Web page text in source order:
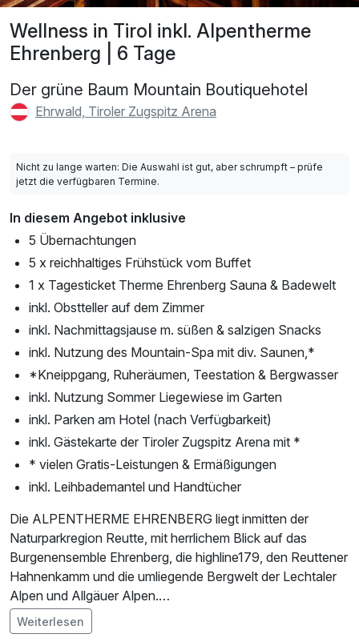
Wellness in Tirol inkl. Alpentherme
Ehrenberg | 6 Tage
Der grüne Baum Mountain Boutiquehotel
Ehrwald, Tiroler Zugspitz Arena
Nicht zu lange warten: Die Auswahl ist gut, aber schrumpft – prüfe
jetzt die verfügbaren Termine.
In diesem Angebot inklusive
5 Übernachtungen
5 x reichhaltiges Frühstück vom Buffet
1 x Tagesticket Therme Ehrenberg Sauna & Badewelt
inkl. Obstteller auf dem Zimmer
inkl. Nachmittagsjause m. süßen & salzigen Snacks
inkl. Nutzung des Mountain-Spa mit div. Saunen,*
*Kneippgang, Ruheräumen, Teestation & Bergwasser
inkl. Nutzung Sommer Liegewiese im Garten
inkl. Parken am Hotel (nach Verfügbarkeit)
inkl. Gästekarte der Tiroler Zugspitz Arena mit *
* vielen Gratis-Leistungen & Ermäßigungen
inkl. Leihbademantel und Handtücher
Die ALPENTHERME EHRENBERG liegt inmitten der
Naturparkregion Reutte, mit herrlichem Blick auf das
Burgenensemble Ehrenberg, die highline179, den Reuttener
Hahnenkamm und die umliegende Bergwelt der Lechtaler
Alpen und Allgäuer Alpen.
Hier werden die Bereiche Sport, Gesundheit und Wellness,
Im Angebot enthalten
Weiterlesen